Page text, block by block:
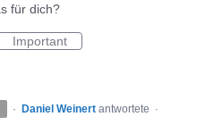
für dich?
Important
· Daniel Weinert antwortete
·